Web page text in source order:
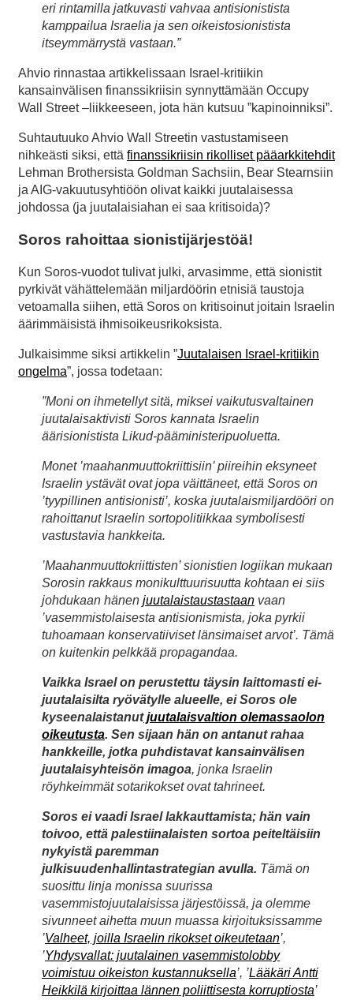
eri rintamilla jatkuvasti vahvaa antisionistista
kamppailua Israelia ja sen oikeistosionistista
itseymmärrystä vastaan.”
Ahvio rinnastaa artikkelissaan Israel-kritiikin
kansainvälisen finanssikriisin synnyttämään Occupy
Wall Street –liikkeeseen, jota hän kutsuu ”kapinoinniksi”.
Suhtautuuko Ahvio Wall Streetin vastustamiseen
nihkeästi siksi, että finanssikriisin rikolliset pääarkkitehdit
Lehman Brothersista Goldman Sachsiin, Bear Stearnsiin
ja AIG-vakuutusyhtiöön olivat kaikki juutalaisessa
johdossa (ja juutalaisiahan ei saa kritisoida)?
Soros rahoittaa sionistijärjestöä!
Kun Soros-vuodot tulivat julki, arvasimme, että sionistit
pyrkivät vähättelemään miljardöörin etnisiä taustoja
vetoamalla siihen, että Soros on kritisoinut joitain Israelin
äärimmäisistä ihmisoikeusrikoksista.
Julkaisimme siksi artikkelin ”Juutalaisen Israel-kritiikin
ongelma”, jossa todetaan:
”Moni on ihmetellyt sitä, miksei vaikutusvaltainen
juutalaisaktivisti Soros kannata Israelin
äärisionistista Likud-pääministeripuoluetta.
Monet ’maahanmuuttokriittisiin’ piireihin eksyneet
Israelin ystävät ovat jopa väittäneet, että Soros on
’tyypillinen antisionisti’, koska juutalaismiljardööri on
rahoittanut Israelin sortopolitiikkaa symbolisesti
vastustavia hankkeita.
’Maahanmuuttokriittisten’ sionistien logiikan mukaan
Sorosin rakkaus monikulttuurisuutta kohtaan ei siis
johdukaan hänen juutalaistaustastaan vaan
’vasemmistolaisesta antisionismista, joka pyrkii
tuhoamaan konservatiiviset länsimaiset arvot’. Tämä
on kuitenkin pelkkää propagandaa.
Vaikka Israel on perustettu täysin laittomasti ei-
juutalaisilta ryövätylle alueelle, ei Soros ole
kyseenalaistanutjuutalaisvaltion olemassaolon
oikeutusta. Sen sijaan hän on antanut rahaa
hankkeille, jotka puhdistavat kansainvälisen
juutalaisyhteisön imagoa, jonka Israelin
röyhkeimmät sotarikokset ovat tahrineet.
Soros ei vaadi Israel lakkauttamista; hän vain
toivoo, että palestiinalaisten sortoa peiteltäisiin
nykyistä paremman
julkisuudenhallintastrategian avulla. Tämä on
suosittu linja monissa suurissa
vasemmistojuutalaisissa järjestöissä, ja olemme
sivunneet aihetta muun muassa kirjoituksissamme
’Valheet, joilla Israelin rikokset oikeutetaan’,
’Yhdysvallat: juutalainen vasemmistolobby
voimistuu oikeiston kustannuksella’, ’Lääkäri Antti
Heikkilä kirjoittaa lännen poliittisesta korruptiosta’